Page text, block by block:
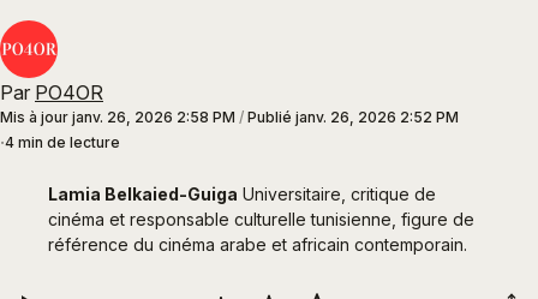
Par PO4OR
Mis à jour janv. 26, 2026 2:58 PM / Publié janv. 26, 2026 2:52 PM
4 min de lecture
Lamia Belkaied-Guiga Universitaire, critique de
cinéma et responsable culturelle tunisienne, figure de
référence du cinéma arabe et africain contemporain.